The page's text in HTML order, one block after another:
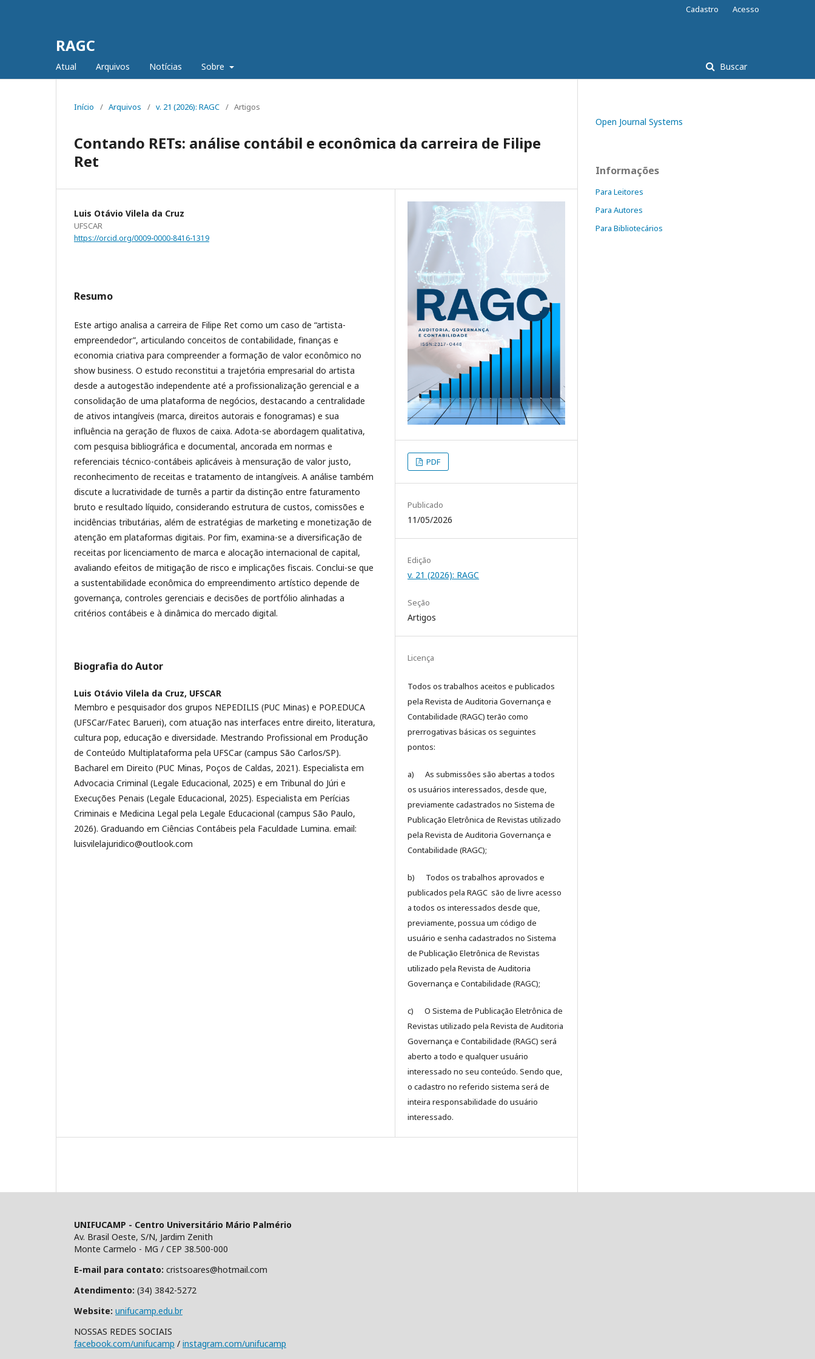
RAGC
Atual Arquivos Notícias Sobre Buscar
Cadastro Acesso
Início / Arquivos / v. 21 (2026): RAGC / Artigos
Contando RETs: análise contábil e econômica da carreira de Filipe
Ret
Luis Otávio Vilela da Cruz
UFSCAR
https://orcid.org/0009-0000-8416-1319
Resumo
Este artigo analisa a carreira de Filipe Ret como um caso de “artista-
empreendedor”, articulando conceitos de contabilidade, finanças e
economia criativa para compreender a formação de valor econômico no
show business. O estudo reconstitui a trajetória empresarial do artista
desde a autogestão independente até a profissionalização gerencial e a
consolidação de uma plataforma de negócios, destacando a centralidade
de ativos intangíveis (marca, direitos autorais e fonogramas) e sua
influência na geração de fluxos de caixa. Adota-se abordagem qualitativa,
com pesquisa bibliográfica e documental, ancorada em normas e
referenciais técnico-contábeis aplicáveis à mensuração de valor justo,
reconhecimento de receitas e tratamento de intangíveis. A análise também
discute a lucratividade de turnês a partir da distinção entre faturamento
bruto e resultado líquido, considerando estrutura de custos, comissões e
incidências tributárias, além de estratégias de marketing e monetização de
atenção em plataformas digitais. Por fim, examina-se a diversificação de
receitas por licenciamento de marca e alocação internacional de capital,
avaliando efeitos de mitigação de risco e implicações fiscais. Conclui-se que
a sustentabilidade econômica do empreendimento artístico depende de
governança, controles gerenciais e decisões de portfólio alinhadas a
critérios contábeis e à dinâmica do mercado digital.
Biografia do Autor
Luis Otávio Vilela da Cruz, UFSCAR
Membro e pesquisador dos grupos NEPEDILIS (PUC Minas) e POP.EDUCA
(UFSCar/Fatec Barueri), com atuação nas interfaces entre direito, literatura,
cultura pop, educação e diversidade. Mestrando Profissional em Produção
de Conteúdo Multiplataforma pela UFSCar (campus São Carlos/SP).
Bacharel em Direito (PUC Minas, Poços de Caldas, 2021). Especialista em
Advocacia Criminal (Legale Educacional, 2025) e em Tribunal do Júri e
Execuções Penais (Legale Educacional, 2025). Especialista em Perícias
Criminais e Medicina Legal pela Legale Educacional (campus São Paulo,
2026). Graduando em Ciências Contábeis pela Faculdade Lumina. email:
luisvilelajuridico@outlook.com
PDF
Publicado
11/05/2026
Edição
v. 21 (2026): RAGC
Seção
Artigos
Licença
Todos os trabalhos aceitos e publicados
pela Revista de Auditoria Governança e
Contabilidade (RAGC) terão como
prerrogativas básicas os seguintes
pontos:
a) As submissões são abertas a todos
os usuários interessados, desde que,
previamente cadastrados no Sistema de
Publicação Eletrônica de Revistas utilizado
pela Revista de Auditoria Governança e
Contabilidade (RAGC);
b) Todos os trabalhos aprovados e
publicados pela RAGC são de livre acesso
a todos os interessados desde que,
previamente, possua um código de
usuário e senha cadastrados no Sistema
de Publicação Eletrônica de Revistas
utilizado pela Revista de Auditoria
Governança e Contabilidade (RAGC);
c) O Sistema de Publicação Eletrônica de
Revistas utilizado pela Revista de Auditoria
Governança e Contabilidade (RAGC) será
aberto a todo e qualquer usuário
interessado no seu conteúdo. Sendo que,
o cadastro no referido sistema será de
inteira responsabilidade do usuário
interessado.
Open Journal Systems
Informações
Para Leitores
Para Autores
Para Bibliotecários
UNIFUCAMP - Centro Universitário Mário Palmério
Av. Brasil Oeste, S/N, Jardim Zenith
Monte Carmelo - MG / CEP 38.500-000
E-mail para contato: cristsoares@hotmail.com
Atendimento: (34) 3842-5272
Website: unifucamp.edu.br
NOSSAS REDES SOCIAIS
facebook.com/unifucamp / instagram.com/unifucamp